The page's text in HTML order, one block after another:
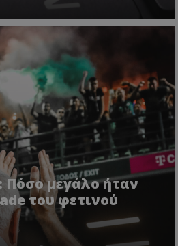
Πόσο μεγάλο ήταν
του φετινού